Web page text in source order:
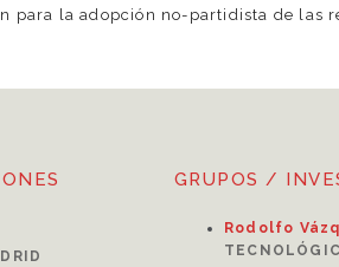
para la adopción no-partidista de las
GRUPOS /
Rodolfo